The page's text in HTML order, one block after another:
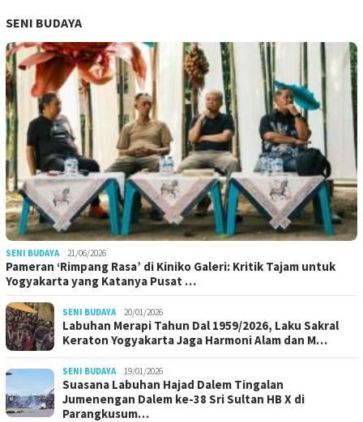
SENI BUDAYA
SENI BUDAYA 21/06/2026
Pameran ‘Rimpang Rasa’ di Kiniko Galeri: Kritik Tajam untuk
Yogyakarta yang Katanya Pusat …
SENI BUDAYA 20/01/2026
Labuhan Merapi Tahun Dal 1959/2026, Laku Sakral
Keraton Yogyakarta Jaga Harmoni Alam dan M…
SENI BUDAYA 19/01/2026
Suasana Labuhan Hajad Dalem Tingalan
Jumenengan Dalem ke-38 Sri Sultan HB X di
Parangkusum…